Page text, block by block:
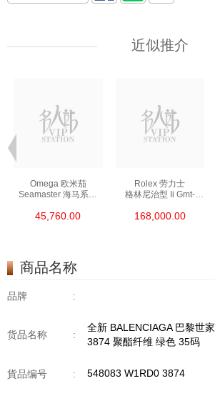
近似推介
Omega 欧米茄
Seamaster 海马系列
精钢 Nekton Edition
45,760.00
Rolex 劳力士
格林尼治型 Ii Gmt-
0002 18kt玫瑰金/钢
168,000.00
商品名称
品牌 :
货品名称 :
全新 BALENCIAGA 巴黎世
3874 聚酯纤维 绿色 35码
貨品编号 : 548083 W1RD0 3874